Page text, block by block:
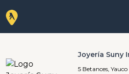
Joyería Suny
5 Betances, Yauco